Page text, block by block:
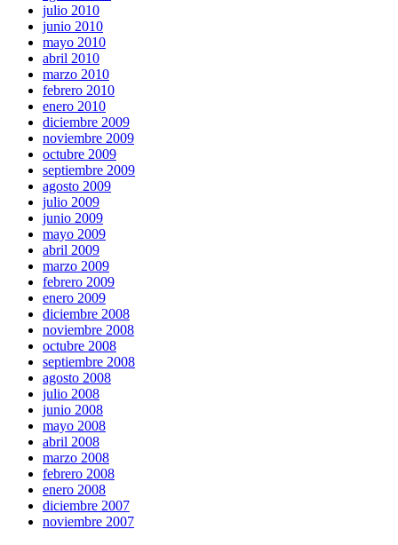
julio 2010
junio 2010
mayo 2010
abril 2010
marzo 2010
febrero 2010
enero 2010
diciembre 2009
noviembre 2009
octubre 2009
septiembre 2009
agosto 2009
julio 2009
junio 2009
mayo 2009
abril 2009
marzo 2009
febrero 2009
enero 2009
diciembre 2008
noviembre 2008
octubre 2008
septiembre 2008
agosto 2008
julio 2008
junio 2008
mayo 2008
abril 2008
marzo 2008
febrero 2008
enero 2008
diciembre 2007
noviembre 2007